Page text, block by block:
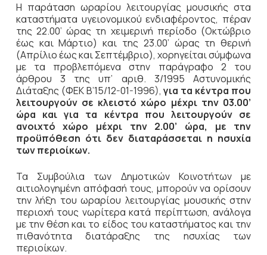
Η παράταση ωραρίου λειτουργίας μουσικής στα
καταστήματα υγειονομικού ενδιαφέροντος, πέραν
της 22.00’ ώρας τη χειμερινή περίοδο (Οκτώβριο
έως και Μάρτιο) και της 23.00’ ώρας τη θερινή
(Απρίλιο έως και Σεπτέμβριο), χορηγείται σύμφωνα
με τα προβλεπόμενα στην παράγραφο 2 του
άρθρου 3 της υπ’ αριθ. 3/1995 Αστυνομικής
Διάταξης (ΦΕΚ Β’15/12-01-1996), για τα κέντρα που
λειτουργούν σε κλειστό χώρο μέχρι την 03.00’
ώρα και για τα κέντρα που λειτουργούν σε
ανοιχτό χώρο μέχρι την 2.00’ ώρα, με την
προϋπόθεση ότι δεν διαταράσσεται η ησυχία
των περιοίκων.
Τα Συμβούλια των Δημοτικών Κοινοτήτων με
αιτιολογημένη απόφασή τους, μπορούν να ορίσουν
την λήξη του ωραρίου λειτουργίας μουσικής στην
περιοχή τους νωρίτερα κατά περίπτωση, ανάλογα
με την θέση και το είδος του καταστήματος και την
πιθανότητα διατάραξης της ησυχίας των
περιοίκων.